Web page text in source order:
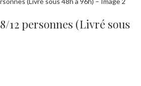
12 personnes (Livré sous